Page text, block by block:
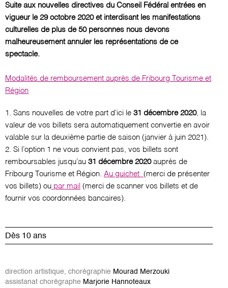
Suite aux nouvelles directives du Conseil Fédéral entrées en
vigueur le 29 octobre 2020 et interdisant les manifestations
culturelles de plus de 50 personnes nous devons
malheureusement annuler les représentations de ce
spectacle.
Modalités de remboursement auprès de Fribourg Tourisme et
Région
1. Sans nouvelles de votre part d'ici le 31 décembre 2020, la
valeur de vos billets sera automatiquement convertie en avoir
valable sur la deuxième partie de saison (janvier à juin 2021).
2. Si l’option 1 ne vous convient pas, vos billets sont
remboursables jusqu’au 31 décembre 2020auprès de
Fribourg Tourisme et Région. Au guichet (merci de présenter
vos billets) ou par mail (merci de scanner vos billets et de
fournir vos coordonnées bancaires).
Dès 10 ans
direction artistique, chorégraphie Mourad Merzouki
assistanat chorégraphe Marjorie Hannoteaux